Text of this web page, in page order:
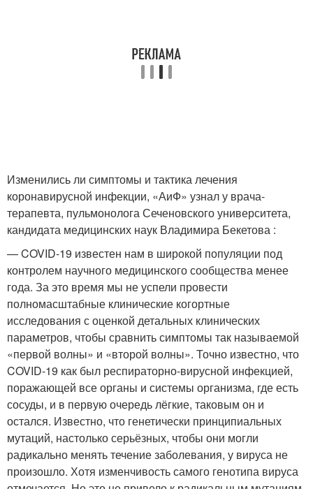
Изменились ли симптомы и тактика лечения
коронавирусной инфекции, «АиФ» узнал у врача-
терапевта, пульмонолога Сеченовского университета,
кандидата медицинских наук Владимира Бекетова :
— COVID-19 известен нам в широкой популяции под
контролем научного медицинского сообщества менее
года. За это время мы не успели провести
полномасштабные клинические когортные
исследования с оценкой детальных клинических
параметров, чтобы сравнить симптомы так называемой
«первой волны» и «второй волны». Точно известно, что
COVID-19 как был респираторно-вирусной инфекцией,
поражающей все органы и системы организма, где есть
сосуды, и в первую очередь лёгкие, таковым он и
остался. Известно, что генетически принципиальных
мутаций, настолько серьёзных, чтобы они могли
радикально менять течение заболевания, у вируса не
произошло. Хотя изменчивость самого генотипа вируса